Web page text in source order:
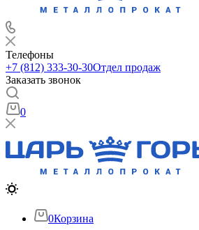
Телефоны
+7 (812) 333-30-30Отдел продаж
Заказать звонок
0
0Корзина